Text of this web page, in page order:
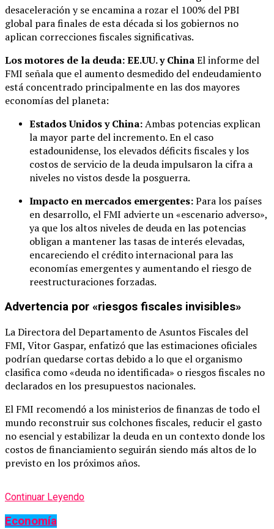
desaceleración y se encamina a rozar el 100% del PBI
global para finales de esta década si los gobiernos no
aplican correcciones fiscales significativas.
Los motores de la deuda: EE.UU. y ChinaEl informe del
FMI señala que el aumento desmedido del endeudamiento
está concentrado principalmente en las dos mayores
economías del planeta:
Estados Unidos y China:Ambas potencias explican
la mayor parte del incremento. En el caso
estadounidense, los elevados déficits fiscales y los
costos de servicio de la deuda impulsaron la cifra a
niveles no vistos desde la posguerra.
Impacto en mercados emergentes:Para los países
en desarrollo, el FMI advierte un «escenario adverso»,
ya que los altos niveles de deuda en las potencias
obligan a mantener las tasas de interés elevadas,
encareciendo el crédito internacional para las
economías emergentes y aumentando el riesgo de
reestructuraciones forzadas.
Advertencia por «riesgos fiscales invisibles»
La Directora del Departamento de Asuntos Fiscales del
FMI, Vitor Gaspar, enfatizó que las estimaciones oficiales
podrían quedarse cortas debido a lo que el organismo
clasifica como «deuda no identificada» o riesgos fiscales no
declarados en los presupuestos nacionales.
El FMI recomendó a los ministerios de finanzas de todo el
mundo reconstruir sus colchones fiscales, reducir el gasto
no esencial y estabilizar la deuda en un contexto donde los
costos de financiamiento seguirán siendo más altos de lo
previsto en los próximos años.
Continuar Leyendo
Economía